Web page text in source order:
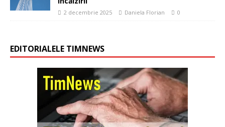
2 decembrie 2025 Daniela Florian 0
EDITORIALELE TIMNEWS